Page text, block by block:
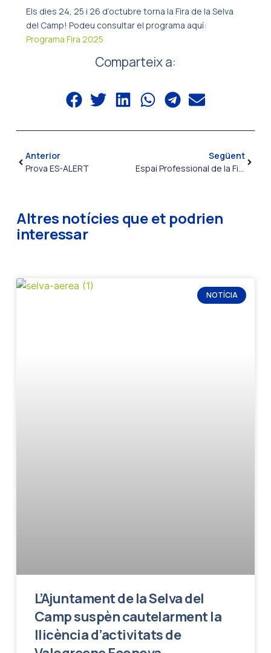
Els dies 24, 25 i 26 d’octubre torna la Fira de la Selva
del Camp! Podeu consultar el programa aquí:
Programa Fira 2025
Comparteix a:
Anterior
Prova ES-ALERT
Següent
Espai Professional de la Fira 2025
Altres notícies que et podrien
interessar
NOTÍCIA
L’Ajuntament de la Selva del
Camp suspèn cautelarment la
llicència d’activitats de